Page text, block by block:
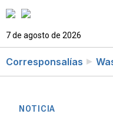
7 de agosto de 2026
Corresponsalías
NOTICIA